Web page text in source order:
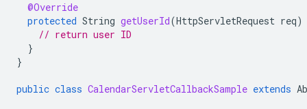
@Override
protected String getUserId(HttpServletRequest req)
// return user ID
}
}
public class CalendarServletCallbackSample extends